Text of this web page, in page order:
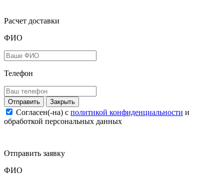
Расчет доставки
ФИО
Телефон
Закрыть
Согласен(-на) c политикой конфиденциальности и
обработкой персональных данных
Отправить заявку
ФИО